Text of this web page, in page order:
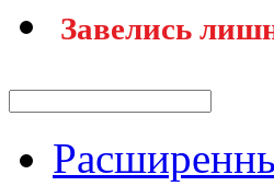
Завелись